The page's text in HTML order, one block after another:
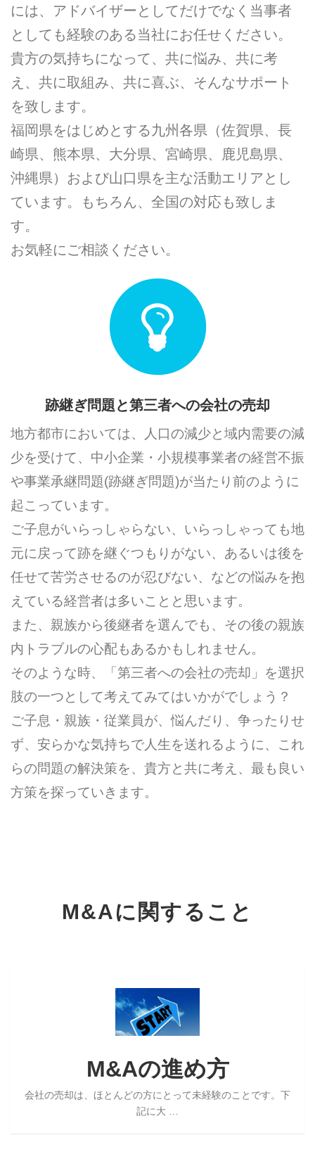
には、アドバイザーとしてだけでなく当事者
としても経験のある当社にお任せください。
貴方の気持ちになって、共に悩み、共に考
え、共に取組み、共に喜ぶ、そんなサポート
を致します。
福岡県をはじめとする九州各県（佐賀県、長
崎県、熊本県、大分県、宮崎県、鹿児島県、
沖縄県）および山口県を主な活動エリアとし
ています。もちろん、全国の対応も致しま
す。
お気軽にご相談ください。
跡継ぎ問題と第三者への会社の売却
地方都市においては、人口の減少と域内需要の減
少を受けて、中小企業・小規模事業者の経営不振
や事業承継問題(跡継ぎ問題)が当たり前のように
起こっています。
ご子息がいらっしゃらない、いらっしゃっても地
元に戻って跡を継ぐつもりがない、あるいは後を
任せて苦労させるのが忍びない、などの悩みを抱
えている経営者は多いことと思います。
また、親族から後継者を選んでも、その後の親族
内トラブルの心配もあるかもしれません。
そのような時、「第三者への会社の売却」を選択
肢の一つとして考えてみてはいかがでしょう？
ご子息・親族・従業員が、悩んだり、争ったりせ
ず、安らかな気持ちで人生を送れるように、これ
らの問題の解決策を、貴方と共に考え、最も良い
方策を探っていきます。
M&Aに関すること
方
M&Aの進め方
会社の売却は、ほとんどの方にとって未経験のことです。下
記に大 …